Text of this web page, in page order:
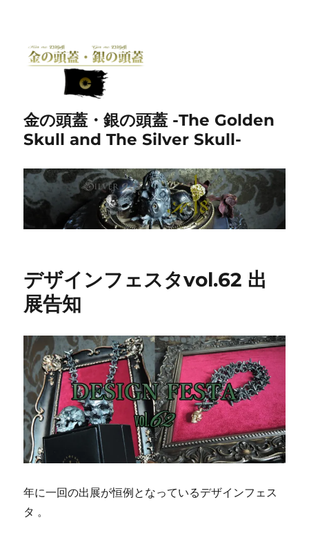
金の頭蓋・銀の頭蓋 -The Golden
Skull and The Silver Skull-
デザインフェスタvol.62 出
展告知
年に一回の出展が恒例となっているデザインフェス
タ 。